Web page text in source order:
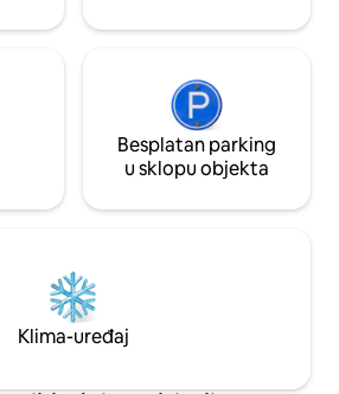
Besplatan parking
u sklopu objekta
Klima-uređaj